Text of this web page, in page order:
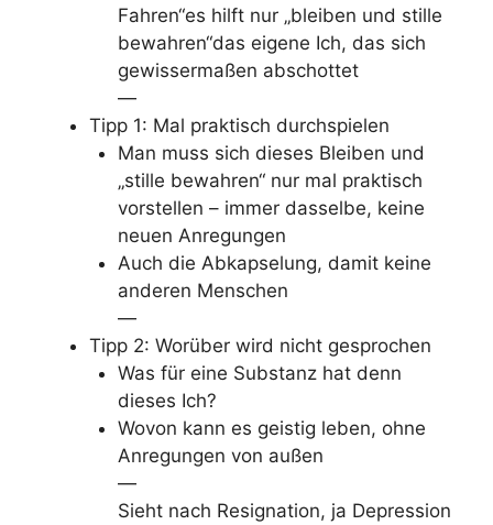
Fahren“es hilft nur „bleiben und stille
bewahren“das eigene Ich, das sich
gewissermaßen abschottet
—
Tipp 1: Mal praktisch durchspielen
Man muss sich dieses Bleiben und
„stille bewahren“ nur mal praktisch
vorstellen – immer dasselbe, keine
neuen Anregungen
Auch die Abkapselung, damit keine
anderen Menschen
—
Tipp 2: Worüber wird nicht gesprochen
Was für eine Substanz hat denn
dieses Ich?
Wovon kann es geistig leben, ohne
Anregungen von außen
—
Sieht nach Resignation, ja Depression